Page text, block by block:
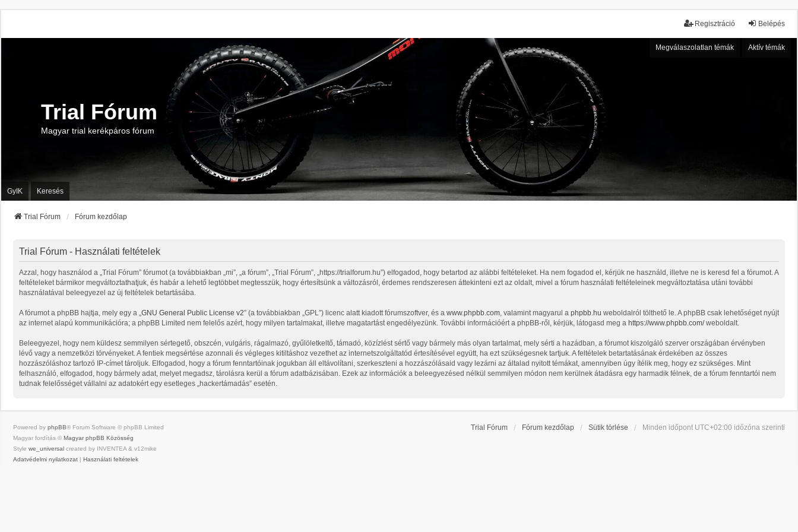
Belépés
Regisztráció
Megválaszolatlan témák Aktív témák
Trial Fórum
Magyar trial kerékpáros fórum
GyIK Keresés
Trial Fórum Fórum kezdőlap
Trial Fórum - Használati feltételek
Azzal, hogy használod a „Trial Fórum” fórumot (a továbbiakban „mi”, „a fórum”, „Trial Fórum”, „https://trialforum.hu”) elfogadod, hogy betartod az alábbi feltételeket. Ha nem fogadod el, kérjük ne használd, illetve ne is keresd fel a fórumot. A
feltételeket bármikor megváltoztathatjuk, és habár a lehető legtöbbet megtesszük, hogy értesítsünk a változásról, érdemes rendszeresen áttekinteni ezt az oldalt, mivel a fórum használati feltételeinek megváltoztatása utáni további
használatával beleegyezel az új feltételek betartásába.
A fórumot a phpBB hajtja, mely egy a „GNU General Public License v2” (a továbbiakban „GPL”) licenc alatt kiadott fórumszoftver, és a www.phpbb.com, valamint magyarul a phpbb.hu weboldalról tölthető le. A phpBB csak lehetőséget nyújt
az internet alapú kommunikációra; a phpBB Limited nem felelős azért, hogy milyen tartalmakat, illetve magatartást engedélyezünk. További információért a phpBB-ről, kérjük, látogasd meg a https://www.phpbb.com/weboldalt.
Beleegyezel, hogy nem küldesz semmilyen sértegető, obszcén, vulgáris, rágalmazó, gyűlöletkeltő, támadó, közízlést sértő vagy bármely más olyan tartalmat, mely sérti a hazádban, a fórumot kiszolgáló szerver országában érvényben
lévő vagy a nemzetközi törvényeket. A fentiek megsértése azonnali és végleges kitiltáshoz vezethet az internetszolgáltatód értesítésével együtt, ha ezt szükségesnek tartjuk. A feltételek betartatásának érdekében az összes
hozzászóláshoz tartozó IP-címet tároljuk. Elfogadod, hogy a fórum fenntartóinak jogukban áll eltávolítani, szerkeszteni a hozzászólásaid vagy lezárni az általad nyitott témákat, amennyiben úgy ítélik meg, hogy ez szükséges. Mint
felhasználó, elfogadod, hogy bármely adat, melyet megadsz, tárolásra kerül a fórum adatbázisában. Ezek az információk a beleegyezésed nélkül semmilyen módon nem kerülnek átadásra egy harmadik félnek, de a fórum fenntartói nem
tudnak felelősséget vállalni az adatokért egy esetleges „hackertámadás” esetén.
Trial Fórum Fórum kezdőlap Sütik törlése Minden időpont UTC+02:00 időzóna szerinti
Powered by phpBB® Forum Software © phpBB Limited
Magyar fordítás © Magyar phpBB Közösség
Style we_universal created by INVENTEA & v12mike
Adatvédelmi nyilatkozat
Használati feltételek